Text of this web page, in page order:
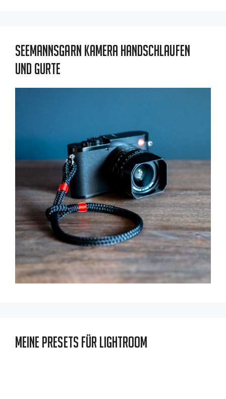
Seemannsgarn Kamera Handschlaufen
und Gurte
Meine Presets für Lightroom